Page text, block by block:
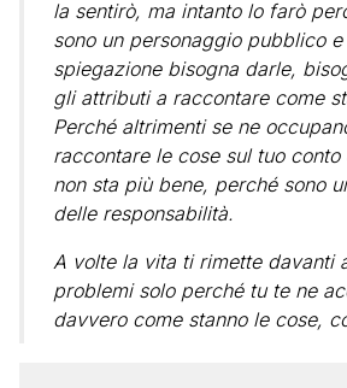
la sentirò, ma intanto lo farò
sono un personaggio pubblico
spiegazione bisogna darle,
gli attributi a raccontare come
Perché altrimenti se ne
raccontare le cose sul tuo conto
non sta più bene, perché sono
delle responsabilità.
A volte la vita ti rimette davanti
problemi solo perché tu te ne
davvero come stanno le cose,